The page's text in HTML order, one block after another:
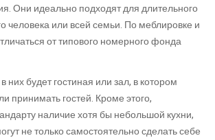
Они идеально подходят для длительного
человека или всей семьи. По меблировке и
от типового номерного фонда
них будет гостиная или зал, в котором
принимать гостей. Кроме этого,
наличие хотя бы небольшой кухни,
не только самостоятельно сделать себе